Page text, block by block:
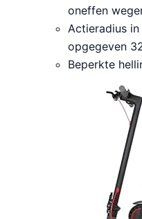
oneffen
Actieradius
opgegeven
Beperkte